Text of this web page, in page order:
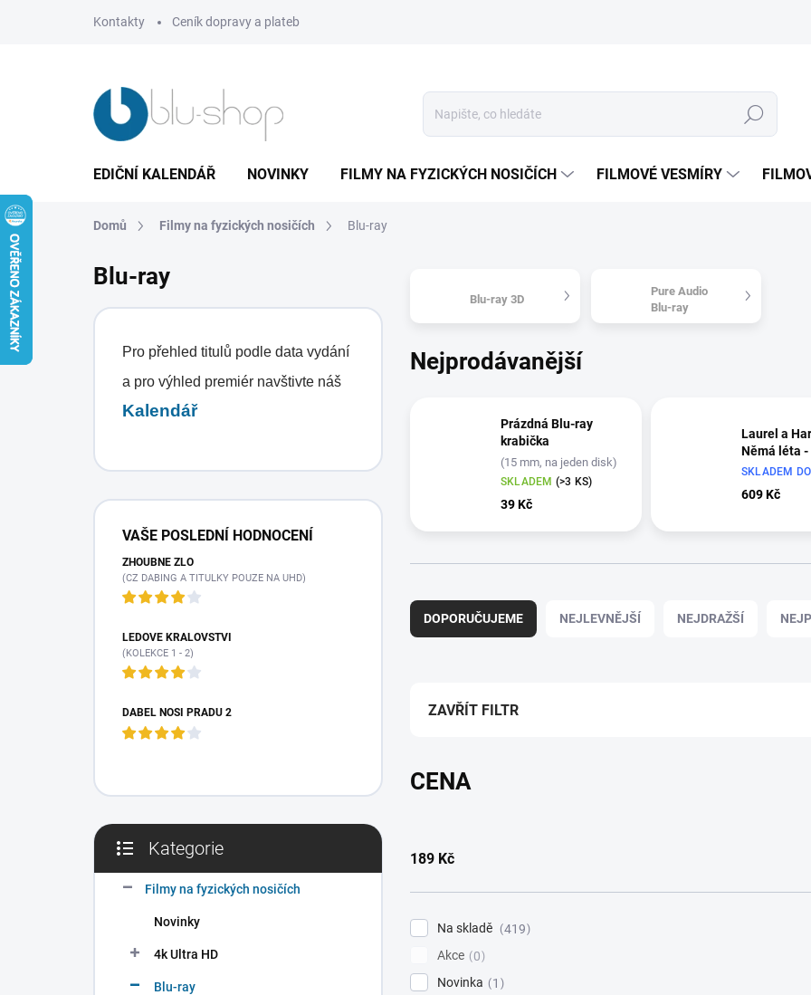
Kontakty Ceník dopravy a plateb
Hledat
EDIČNÍ KALENDÁŘ NOVINKY FILMY NA FYZICKÝCH NOSIČÍCH FILMOVÉ VESMÍRY
Domů Filmy na fyzických nosičích Blu-ray
Blu-ray
Pro přehled titulů podle data vydání
a pro výhled premiér navštivte náš
Kalendář
P
VAŠE POSLEDNÍ HODNOCENÍ
ZHOUBNÉ ZLO
(CZ DABING A TITULKY POUZE NA UHD)
LEDOVÉ KRÁLOVSTVÍ
(KOLEKCE 1 - 2)
ĎÁBEL NOSÍ PRADU 2
kategorie
Kategorie
Filmy na fyzických nosičích
Novinky
4k Ultra HD
Blu-ray
Blu-ray 3D
Pure Audio
Blu-ray
Nejprodávanější
Prázdná Blu-ray
krabička
(15 mm, na jeden disk)
SKLADEM (>3 KS)
39 Kč
Laurel a
Němá léta -
SKLADEM
609 Kč
a
z
d
u
ů
DOPORUČUJEME NEJLEVNĚJŠÍ NEJDRAŽŠÍ
ZAVŘÍT FILTR
CENA
189 Kč
Na skladě
419
Akce
0
Novinka
1